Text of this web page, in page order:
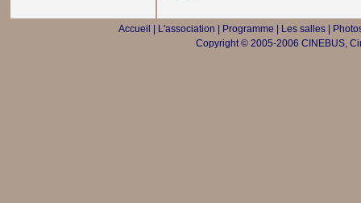
Accueil L'association Programme Les salles|
Copyright © 2005-2006 CINEBUS,